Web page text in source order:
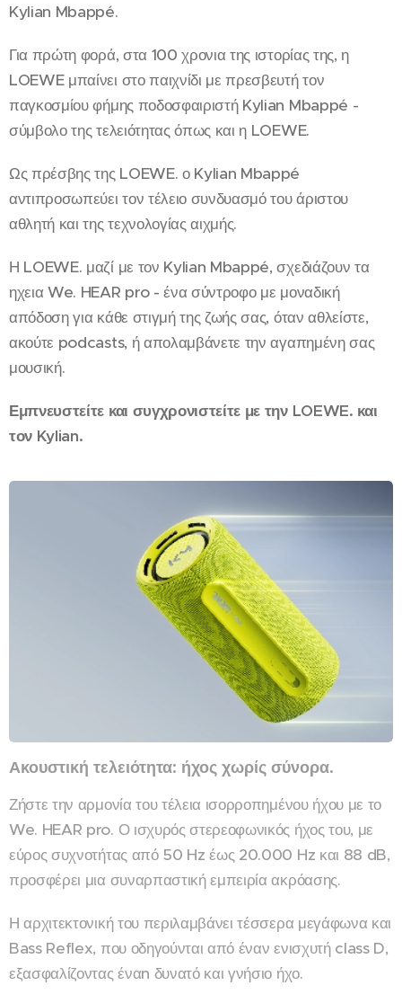
Kylian Mbappé.
Για πρώτη φορά, στα 100 χρονια της ιστορίας της, η
LOEWE μπαίνει στο παιχνίδι με πρεσβευτή τον
παγκοσμίου φήμης ποδοσφαιριστή Kylian Mbappé -
σύμβολο της τελειότητας όπως και η LOEWE.
Ως πρέσβης της LOEWE. ο Kylian Mbappé
αντιπροσωπεύει τον τέλειο συνδυασμό του άριστου
αθλητή και της τεχνολογίας αιχμής.
Η LOEWE. μαζί με τον Kylian Mbappé, σχεδιάζουν τα
ηχεια We. HEAR pro - ένα σύντροφο με μοναδική
απόδοση για κάθε στιγμή της ζωής σας, όταν αθλείστε,
ακούτε podcasts, ή απολαμβάνετε την αγαπημένη σας
μουσική.
Εμπνευστείτε και συγχρονιστείτε με την LOEWE. και
τον Kylian.
Ακουστική τελειότητα: ήχος χωρίς σύνορα.
Ζήστε την αρμονία του τέλεια ισορροπημένου ήχου με το
We. HEAR pro. Ο ισχυρός στερεοφωνικός ήχος του, με
εύρος συχνοτήτας από 50 Hz έως 20.000 Hz και 88 dB,
προσφέρει μια συναρπαστική εμπειρία ακρόασης.
Η αρχιτεκτονική του περιλαμβάνει τέσσερα μεγάφωνα και
Bass Reflex, που οδηγούνται από έναν ενισχυτή class D,
εξασφαλίζοντας έναn δυνατό και γνήσιο ήχο.